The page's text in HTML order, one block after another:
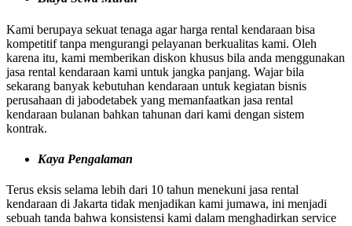
Kami berupaya sekuat tenaga agar harga rental kendaraan bisa
kompetitif tanpa mengurangi pelayanan berkualitas kami. Oleh
karena itu, kami memberikan diskon khusus bila anda menggunakan
jasa rental kendaraan kami untuk jangka panjang. Wajar bila
sekarang banyak kebutuhan kendaraan untuk kegiatan bisnis
perusahaan di jabodetabek yang memanfaatkan jasa rental
kendaraan bulanan bahkan tahunan dari kami dengan sistem
kontrak.
Kaya Pengalaman
Terus eksis selama lebih dari 10 tahun menekuni jasa rental
kendaraan di Jakarta tidak menjadikan kami jumawa, ini menjadi
sebuah tanda bahwa konsistensi kami dalam menghadirkan service